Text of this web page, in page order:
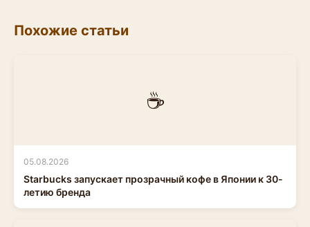
Похожие статьи
☕
05.08.2026
Starbucks запускает прозрачный кофе в Японии к 30-
летию бренда